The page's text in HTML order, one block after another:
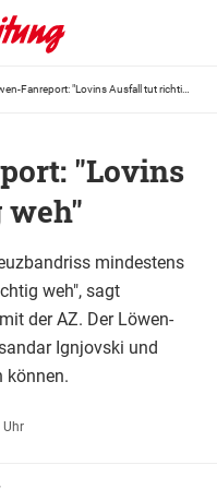
"Lovins
mindestens
weh", sagt
der AZ. Der Löwen-
Ignjovski und
können.
Uhr